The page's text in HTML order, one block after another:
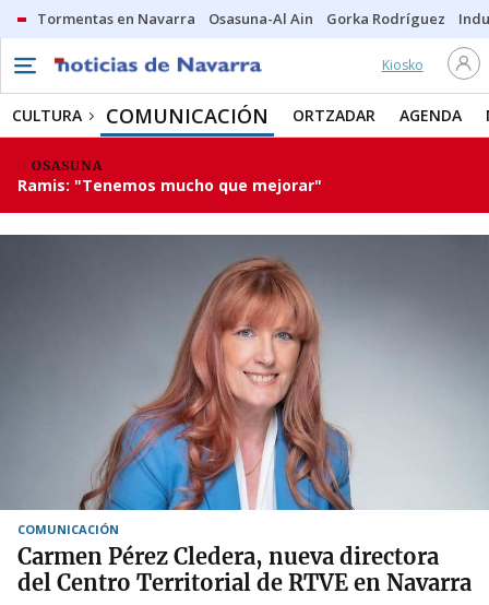
Tormentas en Navarra Osasuna-Al Ain Gorka Rodríguez
Kiosko
CULTURA COMUNICACIÓN ORTZADAR AGENDA
OSASUNA
Ramis: "Tenemos mucho que mejorar"
COMUNICACIÓN
Carmen Pérez Cledera, nueva directora
del Centro Territorial de RTVE en Navarra